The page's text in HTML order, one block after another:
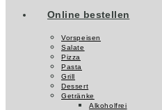
Online bestellen
Vorspeisen
Salate
Pizza
Pasta
Grill
Dessert
Getränke
Alkoholfrei